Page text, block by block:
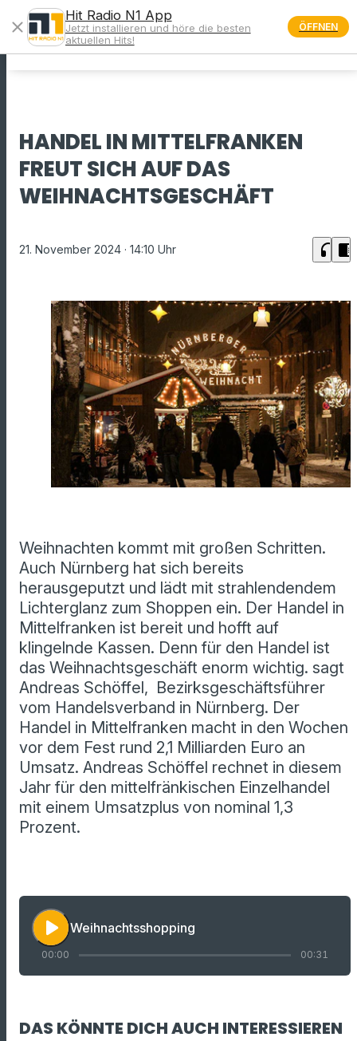
menu
HANDEL IN MITTELFRANKEN
FREUT SICH AUF DAS
WEIHNACHTSGESCHÄFT
21. November 2024 · 14:10 Uhr headphones chrome_reader_mode
Weihnachten kommt mit großen Schritten.
Auch Nürnberg hat sich bereits
herausgeputzt und lädt mit strahlendendem
Lichterglanz zum Shoppen ein. Der Handel in
Mittelfranken ist bereit und hofft auf
klingelnde Kassen. Denn für den Handel ist
das Weihnachtsgeschäft enorm wichtig. sagt
Andreas Schöffel, Bezirksgeschäftsführer
vom Handelsverband in Nürnberg. Der
Handel in Mittelfranken macht in den Wochen
vor dem Fest rund 2,1 Milliarden Euro an
Umsatz. Andreas Schöffel rechnet in diesem
Jahr für den mittelfränkischen Einzelhandel
mit einem Umsatzplus von nominal 1,3
Prozent.
play_arrow Weihnachtsshopping
00:00 00:31
DAS KÖNNTE DICH AUCH INTERESSIEREN
close
Hit Radio N1 App
Jetzt installieren und höre die besten
aktuellen Hits!
ÖFFNEN